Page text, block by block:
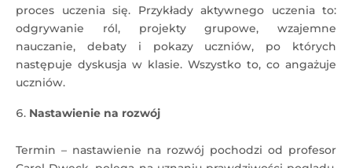
proces uczenia się. Przykłady aktywnego uczenia to:
odgrywanie ról, projekty grupowe, wzajemne
nauczanie, debaty i pokazy uczniów, po których
następuje dyskusja w klasie. Wszystko to, co angażuje
uczniów.
Nastawienie na rozwój
Termin – nastawienie na rozwój pochodzi od profesor